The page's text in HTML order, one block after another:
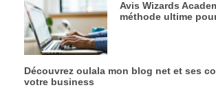
Avis Wizards
méthode ultime
Découvrez oulala mon blog net et ses
votre business